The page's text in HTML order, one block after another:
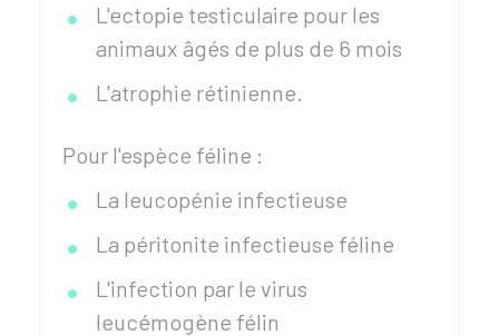
L'ectopie testiculaire pour les
animaux âgés de plus de 6 mois
L'atrophie rétinienne.
Pour l'espèce féline :
La leucopénie infectieuse
La péritonite infectieuse féline
L'infection par le virus
leucémogène félin